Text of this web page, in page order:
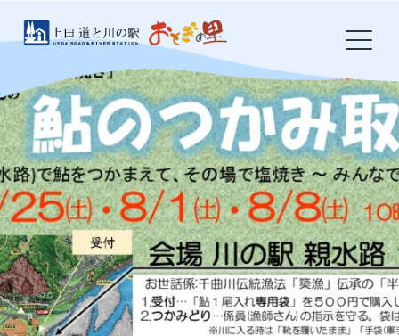
おとぎの里について
お知らせ
イベント
農産物・特産品
食事処 岩鼻
ドッグラン